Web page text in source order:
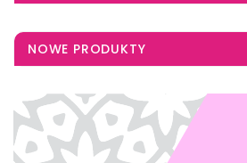
NOWE PRODUKTY